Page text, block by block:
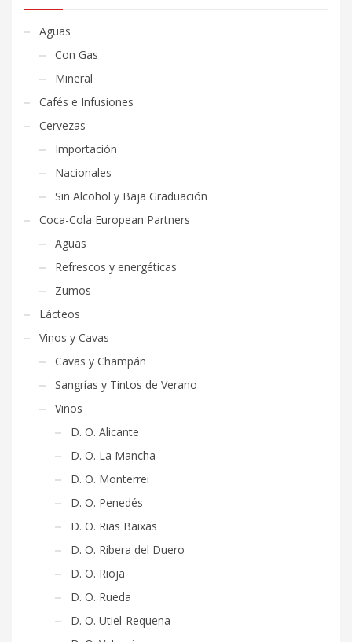
Aguas
Con Gas
Mineral
Cafés e Infusiones
Cervezas
Importación
Nacionales
Sin Alcohol y Baja Graduación
Coca-Cola European Partners
Aguas
Refrescos y energéticas
Zumos
Lácteos
Vinos y Cavas
Cavas y Champán
Sangrías y Tintos de Verano
Vinos
D. O. Alicante
D. O. La Mancha
D. O. Monterrei
D. O. Penedés
D. O. Rias Baixas
D. O. Ribera del Duero
D. O. Rioja
D. O. Rueda
D. O. Utiel-Requena